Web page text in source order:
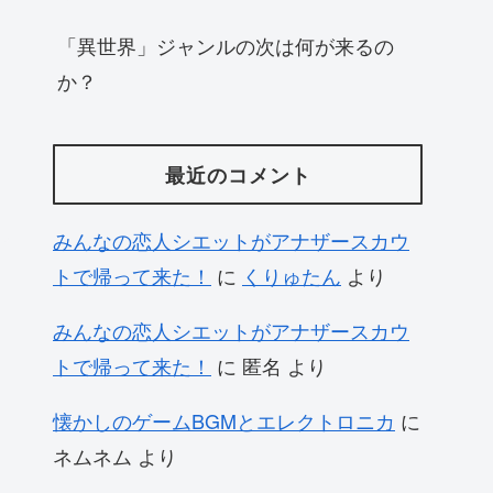
「異世界」ジャンルの次は何が来るの
か？
最近のコメント
みんなの恋人シエットがアナザースカウ
トで帰って来た！ に くりゅたん より
みんなの恋人シエットがアナザースカウ
トで帰って来た！ に 匿名 より
懐かしのゲームBGMとエレクトロニカ に
ネムネム より